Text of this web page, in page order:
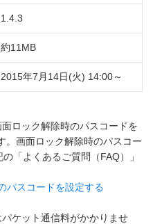
1.4.3
約11MB
2015年7月14日(火) 14:00～
ロック解除時のパスコードを
。画面ロック解除時のパスコー
「よくあるご質問（FAQ）」
パスコードを設定する
ケット通信料がかかりませ